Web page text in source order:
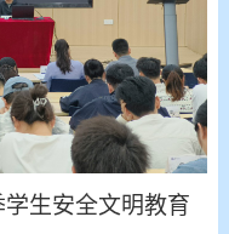
生安全文明教育